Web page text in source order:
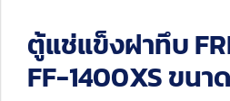
ตู้แช่แข็งฝาทึบ
FF-1400XS ขนา